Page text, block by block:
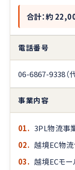
合計：約
電話番号
06-6867-9338（
事業内容
01. 3PL物流事
02. 越境EC物流
03. 越境ECモー